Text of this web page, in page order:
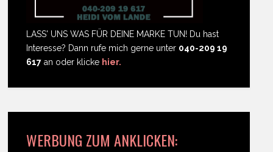
LASS' UNS WAS FÜR DEINE MARKE TUN! Du hast
Interesse? Dann rufe mich gerne unter 040-209 19
617 an oder klicke hier.
WERBUNG ZUM ANKLICKEN: